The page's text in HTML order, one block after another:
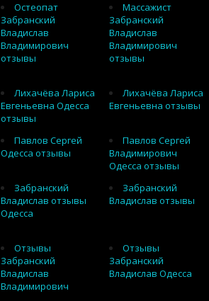
Остеопат
Забранский
Владислав
Владимирович
отзывы
Массажист
Забранский
Владислав
Владимирович
отзывы
Лихачёва Лариса
Евгеньевна Одесса
отзывы
Лихачёва Лариса
Евгеньевна отзывы
Павлов Сергей
Одесса отзывы
Павлов Сергей
Владимирович
Одесса отзывы
Забранский
Владислав отзывы
Одесса
Забранский
Владислав отзывы
Отзывы
Забранский
Владислав
Владимирович
Отзывы
Забранский
Владислав Одесса